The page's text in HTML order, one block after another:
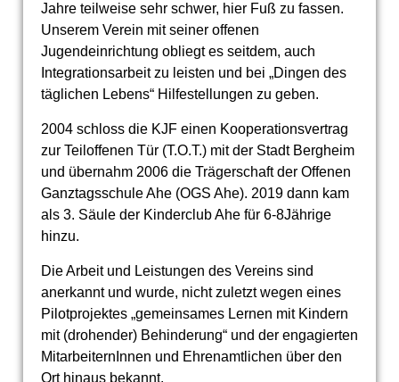
Jahre teilweise sehr schwer, hier Fuß zu fassen.
Unserem Verein mit seiner offenen
Jugendeinrichtung obliegt es seitdem, auch
Integrationsarbeit zu leisten und bei „Dingen des
täglichen Lebens“ Hilfestellungen zu geben.
2004 schloss die KJF einen Kooperationsvertrag
zur Teiloffenen Tür (T.O.T.) mit der Stadt Bergheim
und übernahm 2006 die Trägerschaft der Offenen
Ganztagsschule Ahe (OGS Ahe). 2019 dann kam
als 3. Säule der Kinderclub Ahe für 6-8Jährige
hinzu.
Die Arbeit und Leistungen des Vereins sind
anerkannt und wurde, nicht zuletzt wegen eines
Pilotprojektes „gemeinsames Lernen mit Kindern
mit (drohender) Behinderung“ und der engagierten
MitarbeiternInnen und Ehrenamtlichen über den
Ort hinaus bekannt.